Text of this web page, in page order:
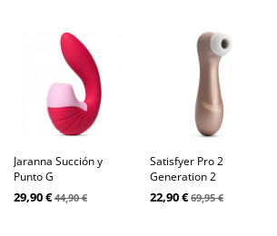
Jaranna Succión y
Punto G
29,90 €44,90 €
Satisfyer Pro 2
Generation 2
22,90 €69,95 €